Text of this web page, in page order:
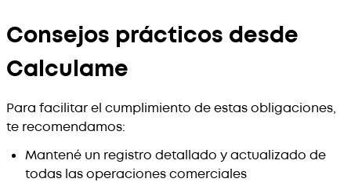
Consejos prácticos desde
Calculame
Para facilitar el cumplimiento de estas obligaciones,
te recomendamos:
Mantené un registro detallado y actualizado de
todas las operaciones comerciales